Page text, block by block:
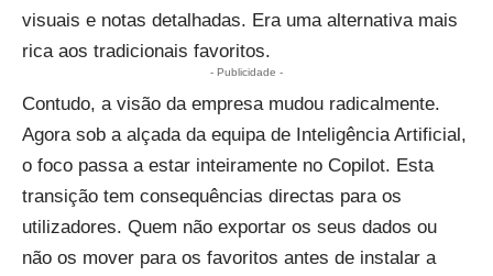
visuais e notas detalhadas. Era uma alternativa mais
rica aos tradicionais favoritos.
- Publicidade -
Contudo, a visão da empresa mudou radicalmente.
Agora sob a alçada da equipa de Inteligência Artificial,
o foco passa a estar inteiramente no Copilot. Esta
transição tem consequências directas para os
utilizadores. Quem não exportar os seus dados ou
não os mover para os favoritos antes de instalar a